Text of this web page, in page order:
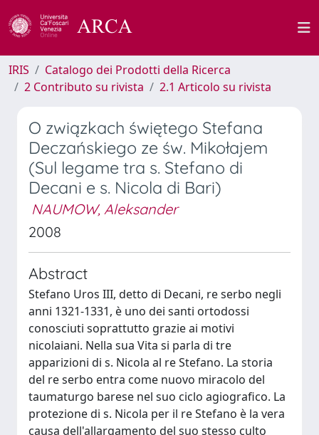
IRIS
Catalogo dei Prodotti della Ricerca
2 Contributo su rivista
2.1 Articolo su rivista
O związkach świętego Stefana
Deczańskiego ze św. Mikołajem
(Sul legame tra s. Stefano di
Decani e s. Nicola di Bari)
NAUMOW, Aleksander
2008
Abstract
Stefano Uros III, detto di Decani, re serbo negli
anni 1321-1331, è uno dei santi ortodossi
conosciuti soprattutto grazie ai motivi
nicolaiani. Nella sua Vita si parla di tre
apparizioni di s. Nicola al re Stefano. La storia
del re serbo entra come nuovo miracolo del
taumaturgo barese nel suo ciclo agiografico. La
protezione di s. Nicola per il re Stefano è la vera
causa dell'allargamento del suo stesso culto